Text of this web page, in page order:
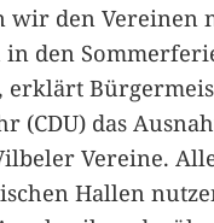
wir den Vereinen
in den
erklärt
(CDU) das
Vereine.
Hallen